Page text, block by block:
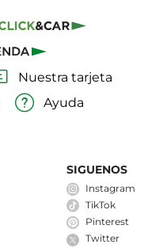
Nuestra tarjeta
Ayuda
SIGUENOS
Instagram
TikTok
Pinterest
Twitter